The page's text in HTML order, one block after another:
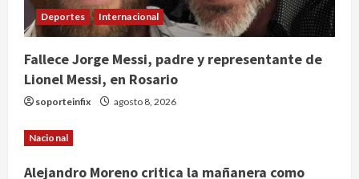
Deportes Internacional
Fallece Jorge Messi, padre y representante de
Lionel Messi, en Rosario
soporteinfix agosto 8, 2026
Nacional
Alejandro Moreno critica la mañanera como